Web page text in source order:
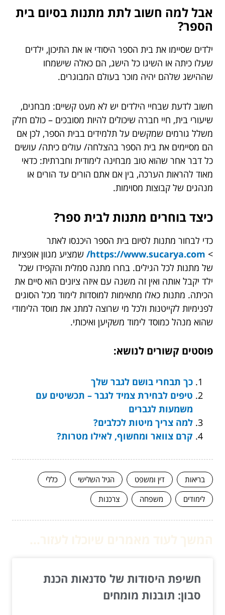
אבל למה חשוב לתת מתנות בסיום בית
הספר?
ילדים שסיימו את בית הספר היסודי או את התיכון, ילדים
שעלו כיתה או השיגו כל הישג, הם כאלה שישמחו
שההישג שלהם יהיה מוכר בעולם המבוגרים.
חשוב לדעת שבחיי הילדים יש לא מעט קשיים: מבחנים,
שיעורי בית, חיי חברה שיכולים להיות מסובכים – כולם חלק
משלל גורמים שמקשים על תלמידים בבית הספר, לכן אם
הם מסיימים את בית הספר בהצלחה/ עולים כיתה/ עושים
כל דבר אחר שהוא טוב מבחינה לימודית וחברתית: כדאי
מאוד להראות הערכה, בין אם אתם הורים עד הורים או
מנהגים של קבוצות מסוימות.
כיצד בוחרים מתנות לבית ספר?
כדי לבחור מתנות לסיום בית הספר היכנסו לאתר
>
https://www.sucarya.com/ שמציע מגוון אופציות
של מתנות לכל הגילים. בחרו מתנה סמלית והקפידו שכל
ילד יקבל אותה ואין זה משנה עם איזה ציונים הוא סיים את
הכיתה. מתנות כאלו מתאימות למוסדות לימוד מכל הסוגים
לפנימיות לקייטנות ולכל מי שרוצה למתג את מוסד הלימודי
שהוא מנהל כמוסד לימוד משקיען ואיכותי.
פוסטים קשורים לנושא:
כך תבחרי בושם לגבר שלך
טיפים לבחירת צמיד לגבר – תכשיטים עם
משמעות לגברים
למה צריך מיטות לכלבים?
קרם צוואר ומחשוף, לאילו מטרות?
בריאות דין ומשפט הגיל השלישי
כללי
לימודים
משפחה צרכנות
חשיפת היסודות של סדנאות הכנת
סבון: תובנות מומחים